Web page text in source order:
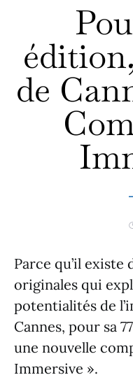
de
Parce qu’il
originales qui
potentialités de
Cannes, pour sa
une nouvelle
Immersive ».